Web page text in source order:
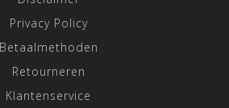
Privacy Policy
Betaalmethoden
Retourneren
Klantenservice